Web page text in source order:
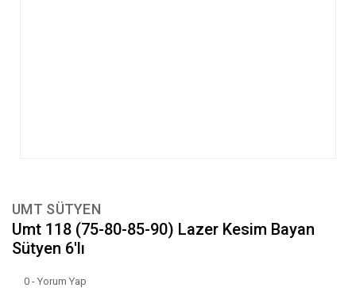
UMT SÜTYEN
Umt 118 (75-80-85-90) Lazer Kesim Bayan
Sütyen 6'lı
0 - Yorum Yap